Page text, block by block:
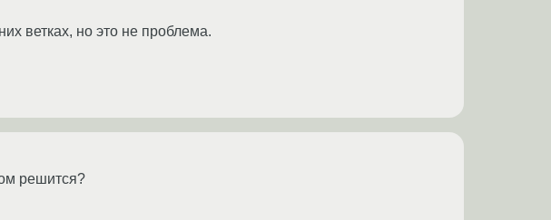
ветках, но это не проблема.
решится?